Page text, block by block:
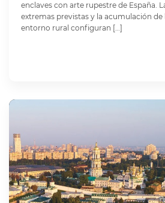
enclaves con arte rupestre de España.
extremas previstas y la acumulación de
entorno rural configuran […]